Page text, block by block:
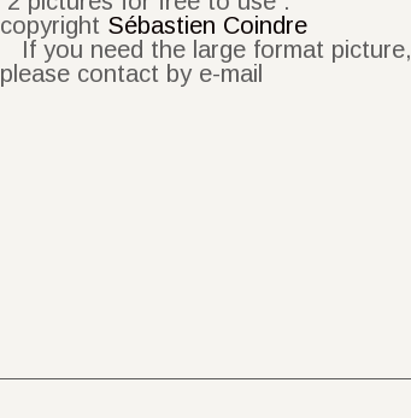
copyright Sébastien Coindre
If you need the large format picture,
please contact by e-mail